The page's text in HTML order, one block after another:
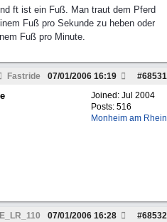
ft ist ein Fuß. Man traut dem Pferd
Fuß pro Sekunde zu heben oder
Fuß pro Minute.
Fastride #68531
07/01/2006 16:19
Joined: Jul 2004
Posts: 516
Monheim am Rhein
#68532
07/01/2006 16:28